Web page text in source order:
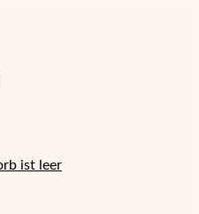
ist leer